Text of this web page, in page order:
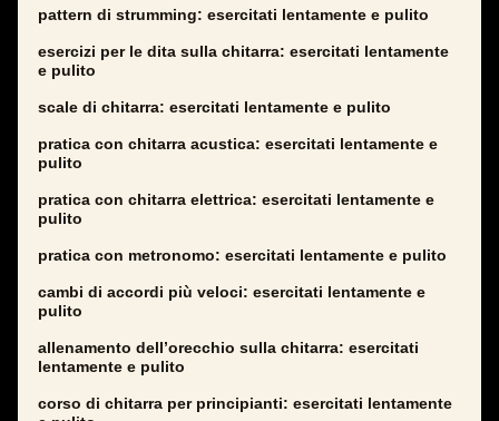
pattern di strumming: esercitati lentamente e pulito
esercizi per le dita sulla chitarra: esercitati lentamente
e pulito
scale di chitarra: esercitati lentamente e pulito
pratica con chitarra acustica: esercitati lentamente e
pulito
pratica con chitarra elettrica: esercitati lentamente e
pulito
pratica con metronomo: esercitati lentamente e pulito
cambi di accordi più veloci: esercitati lentamente e
pulito
allenamento dell’orecchio sulla chitarra: esercitati
lentamente e pulito
corso di chitarra per principianti: esercitati lentamente